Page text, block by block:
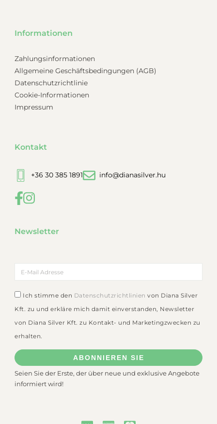
Informationen
Zahlungsinformationen
Allgemeine Geschäftsbedingungen (AGB)
Datenschutzrichtlinie
Cookie-Informationen
Impressum
Kontakt
+36 30 385 1891 info@dianasilver.hu
Newsletter
Ich stimme den Datenschutzrichtlinien von Diana Silver
Kft. zu und erkläre mich damit einverstanden, Newsletter
von Diana Silver Kft. zu Kontakt- und Marketingzwecken zu
erhalten.
ABONNIEREN SIE
Seien Sie der Erste, der über neue und exklusive Angebote
informiert wird!